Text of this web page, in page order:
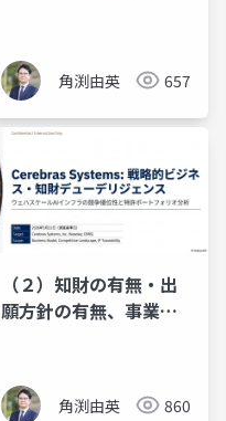
角渕由英 657
（２）知財の有無・出
願方針の有無、事業上
～Cerebras Systems
角渕由英 860